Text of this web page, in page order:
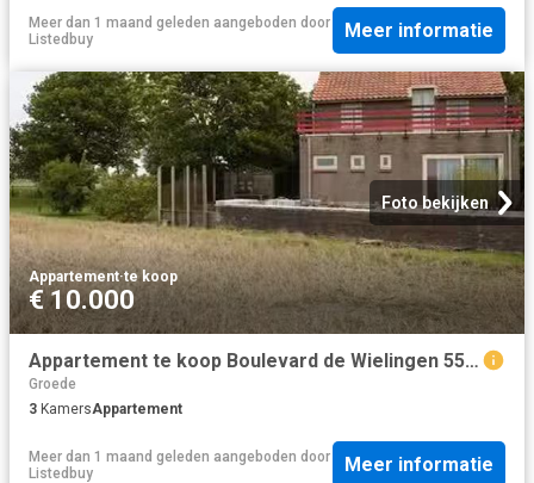
Meer dan 1 maand geleden aangeboden door
Listedbuy
Meer informatie
Foto bekijken
Appartement·te koop
€ 10.000
Appartement te koop Boulevard de Wielingen 55 06 in Cadzand vo.
Groede
3 KamersAppartement
Meer dan 1 maand geleden aangeboden door
Listedbuy
Meer informatie